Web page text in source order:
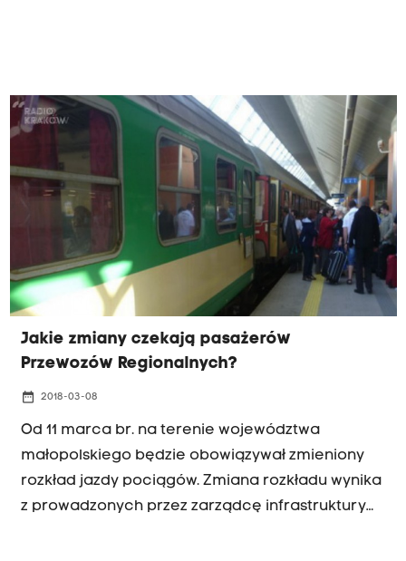
Jakie zmiany czekają pasażerów
Przewozów Regionalnych?
date_range 2018-03-08
Od 11 marca br. na terenie województwa
małopolskiego będzie obowiązywał zmieniony
rozkład jazdy pociągów. Zmiana rozkładu wynika
z prowadzonych przez zarządcę infrastruktury